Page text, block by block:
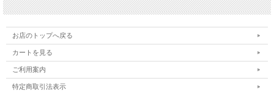
お店のトップへ戻る
カートを見る
ご利用案内
特定商取引法表示